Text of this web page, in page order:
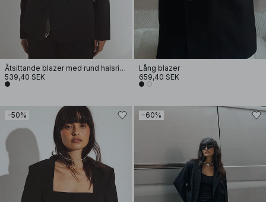
Åtsittande blazer med rund halsringning
539,40 SEK
Lång blazer
659,40 SEK
−50% −60%